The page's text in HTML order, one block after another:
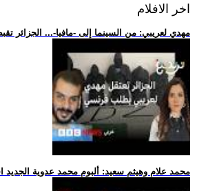
اخر الافلام
.. مهدي لعريبي: من السينما إلى -مافيا-... الجزائر
.. محمد علام وهيثم سعيد: ألبوم محمد عدوية الجديد